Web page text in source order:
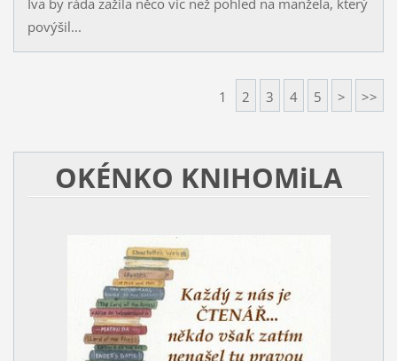
povýšil...
1 2 3 4 5 > >>
OKÉNKO KNIHOMiLA